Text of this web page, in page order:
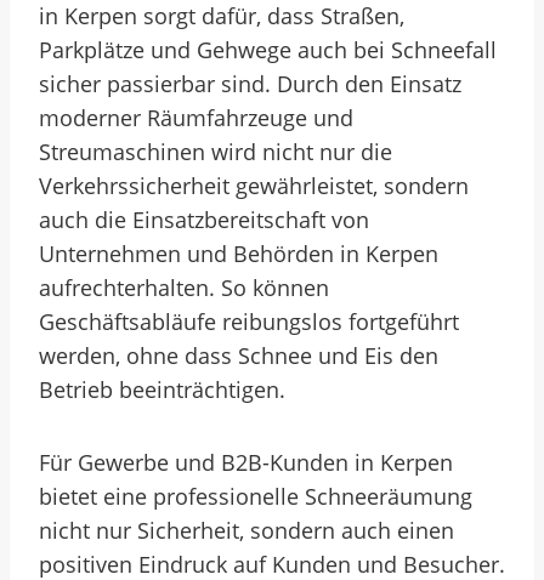
in Kerpen sorgt dafür, dass Straßen,
Parkplätze und Gehwege auch bei Schneefall
sicher passierbar sind. Durch den Einsatz
moderner Räumfahrzeuge und
Streumaschinen wird nicht nur die
Verkehrssicherheit gewährleistet, sondern
auch die Einsatzbereitschaft von
Unternehmen und Behörden in Kerpen
aufrechterhalten. So können
Geschäftsabläufe reibungslos fortgeführt
werden, ohne dass Schnee und Eis den
Betrieb beeinträchtigen.
Für Gewerbe und B2B-Kunden in Kerpen
bietet eine professionelle Schneeräumung
nicht nur Sicherheit, sondern auch einen
positiven Eindruck auf Kunden und Besucher.